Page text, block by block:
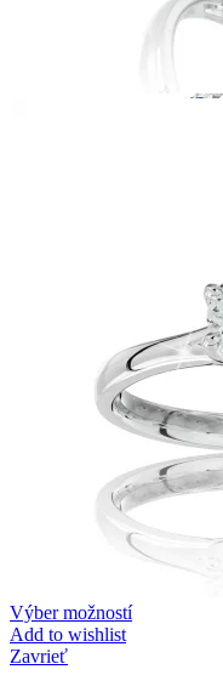
Výber možností
Add to wishlist
Zavrieť